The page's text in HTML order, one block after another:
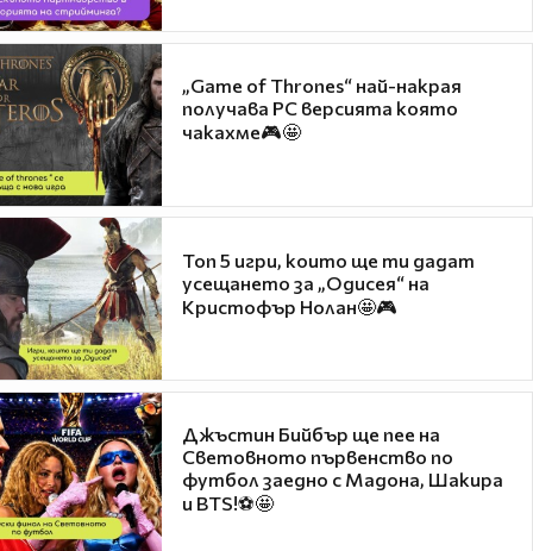
„Game of Thrones“ най-накрая
получава PC версията която
чакахме🎮🤩
Топ 5 игри, които ще ти дадат
усещането за „Одисея“ на
Кристофър Нолан🤩🎮
Джъстин Бийбър ще пее на
Световното първенство по
футбол заедно с Мадона, Шакира
и BTS!⚽🤩